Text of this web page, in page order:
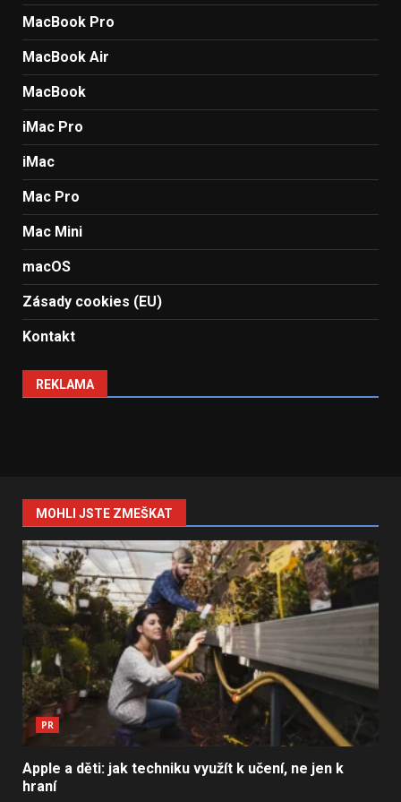
MacBook Pro
MacBook Air
MacBook
iMac Pro
iMac
Mac Pro
Mac Mini
macOS
Zásady cookies (EU)
Kontakt
REKLAMA
MOHLI JSTE ZMEŠKAT
PR
Apple a děti: jak techniku využít k učení, ne jen k
hraní